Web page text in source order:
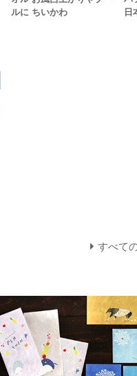
ルに ちいかわ
日
すべて